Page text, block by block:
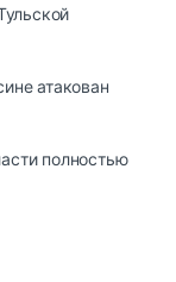
атакован
полностью